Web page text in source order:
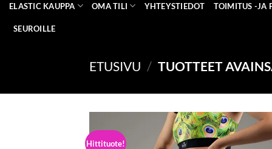
ELASTIC KAUPPA OMA TILI YHTEYSTIEDOT TOIMITUS -JA
SEUROILLE
ETUSIVU / TUOTTEET
Hittituote!